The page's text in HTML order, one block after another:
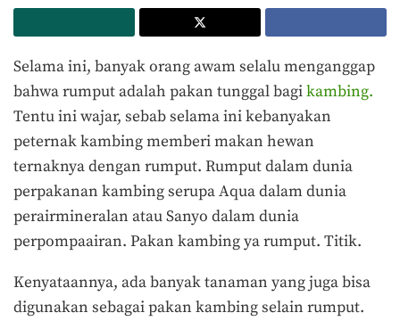
Selama ini, banyak orang awam selalu menganggap
bahwa rumput adalah pakan tunggal bagikambing.
Tentu ini wajar, sebab selama ini kebanyakan
peternak kambing memberi makan hewan
ternaknya dengan rumput. Rumput dalam dunia
perpakanan kambing serupa Aqua dalam dunia
perairmineralan atau Sanyo dalam dunia
perpompaairan. Pakan kambing ya rumput. Titik.
Kenyataannya, ada banyak tanaman yang juga bisa
digunakan sebagai pakan kambing selain rumput.